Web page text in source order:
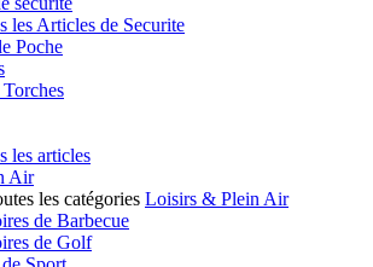
les Articles de Securite
Poche
les articles
Air
les catégories Loisirs & Plein Air
de Barbecue
de Golf